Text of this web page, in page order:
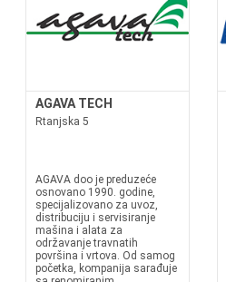
AGAVA TECH
Rtanjska 5
AGAVA doo je preduzeće
osnovano 1990. godine,
specijalizovano za uvoz,
distribuciju i servisiranje
mašina i alata za
održavanje travnatih
površina i vrtova. Od samog
početka, kompanija sarađuje